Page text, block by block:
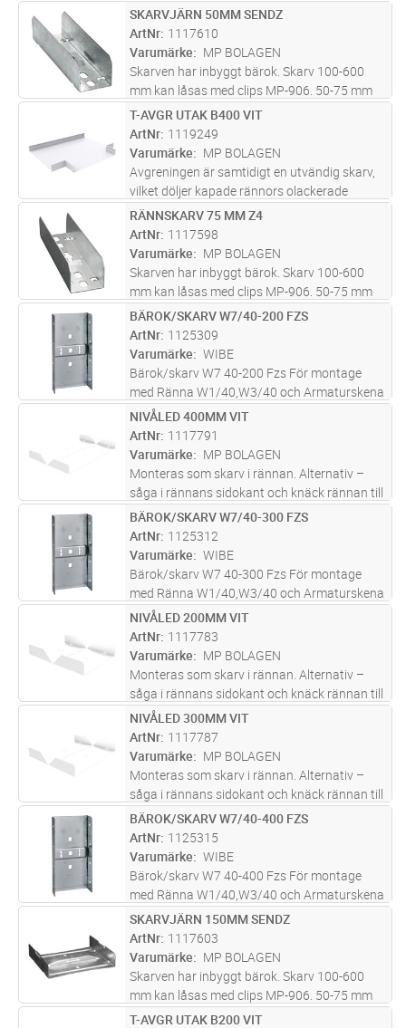
ST Lägg i kundvagn
SKARVJÄRN 50MM SENDZ
ArtNr 1117610
Varumärke
MP BOLAGEN
Skarven har inbyggt bärok. Skarv 100-600
mm kan låsas med clips MP-906. 50-75 mm
har inbyggda friktionslås. Maxlast för bäroket
i skarven = 150 kg vid jämnt fördelad last.
Brottlast: = 1,7 ggr max...läs mer
ST Lägg i kundvagn
T-AVGR UTAK B400 VIT
ArtNr 1119249
Varumärke
MP BOLAGEN
Avgreningen är samtidigt en utvändig skarv,
vilket döljer kapade rännors olackerade
kanter. På specialbeställning kan avgreningen
förses med inbyggt pendelfäste. En enklare
form av T-avgrening kan...läs mer
ST Lägg i kundvagn
RÄNNSKARV 75 MM Z4
ArtNr 1117598
Varumärke
MP BOLAGEN
Skarven har inbyggt bärok. Skarv 100-600
mm kan låsas med clips MP-906. 50-75 mm
har inbyggda friktionslås. Maxlast för bäroket
i skarven = 150 kg vid jämnt fördelad last.
Brottlast: = 1,7 ggr max
ST Lägg i kundvagn
BÄROK/SKARV W7/40-200 FZS
ArtNr 1125309
Varumärke
WIBE
Bärok/skarv W7 40-200 Fzs För montage
med Ränna W1/40,W3/40 och Armaturskena
W70, används vid skarvning och som bärok
ST Lägg i kundvagn
NIVÅLED 400MM VIT
ArtNr 1117791
Varumärke
MP BOLAGEN
Monteras som skarv i rännan. Alternativ –
såga i rännans sidokant och knäck rännan till
önskad vinkel.
ST Lägg i kundvagn
BÄROK/SKARV W7/40-300 FZS
ArtNr 1125312
Varumärke
WIBE
Bärok/skarv W7 40-300 Fzs För montage
med Ränna W1/40,W3/40 och Armaturskena
W70, används vid skarvning och som bärok
ST Lägg i kundvagn
NIVÅLED 200MM VIT
ArtNr 1117783
Varumärke
MP BOLAGEN
Monteras som skarv i rännan. Alternativ –
såga i rännans sidokant och knäck rännan till
önskad vinkel.
ST Lägg i kundvagn
NIVÅLED 300MM VIT
ArtNr 1117787
Varumärke
MP BOLAGEN
Monteras som skarv i rännan. Alternativ –
såga i rännans sidokant och knäck rännan till
önskad vinkel.
ST Lägg i kundvagn
BÄROK/SKARV W7/40-400 FZS
ArtNr 1125315
Varumärke
WIBE
Bärok/skarv W7 40-400 Fzs För montage
med Ränna W1/40,W3/40 och Armaturskena
W70, används vid skarvning och som bärok
ST Lägg i kundvagn
SKARVJÄRN 150MM SENDZ
ArtNr 1117603
Varumärke
MP BOLAGEN
Skarven har inbyggt bärok. Skarv 100-600
mm kan låsas med clips MP-906. 50-75 mm
har inbyggda friktionslås. Maxlast för bäroket
T-AVGR UTAK B200 VIT